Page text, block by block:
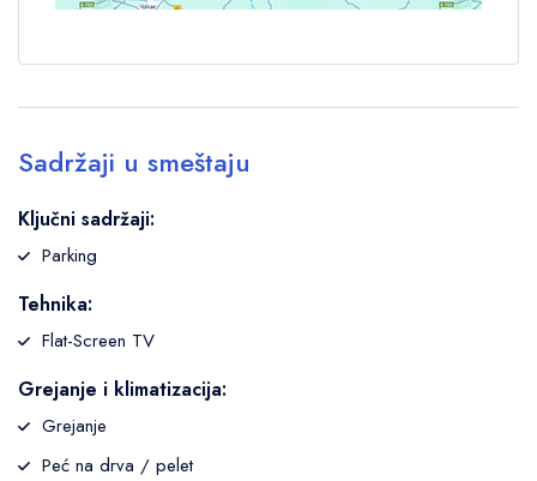
Sadržaji u smeštaju
Ključni sadržaji:
Parking
Tehnika:
Flat-Screen TV
Grejanje i klimatizacija:
Grejanje
Peć na drva / pelet